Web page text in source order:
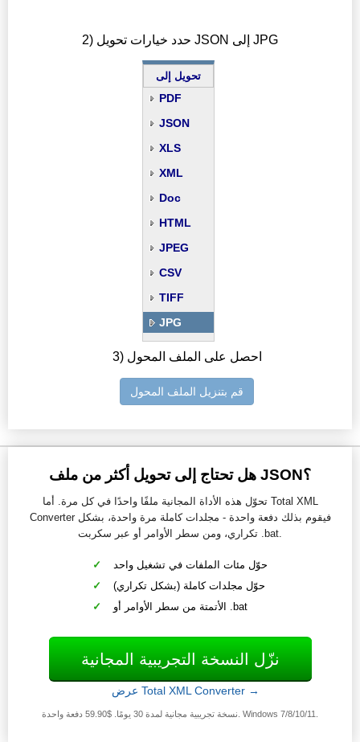
2) حدد خيارات تحويل JSON إلى JPG
تحويل إلى
PDF
JSON
XLS
XML
Doc
HTML
JPEG
CSV
TIFF
JPG
3) احصل على الملف المحول
قم بتنزيل الملف المحول
هل تحتاج إلى تحويل أكثر من ملف JSON؟
تحوّل هذه الأداة المجانية ملفًا واحدًا في كل مرة. أما Total XML
Converter فيقوم بذلك دفعة واحدة - مجلدات كاملة مرة واحدة، بشكل
تكراري، ومن سطر الأوامر أو عبر سكربت .bat.
حوّل مئات الملفات في تشغيل واحد
حوّل مجلدات كاملة (بشكل تكراري)
الأتمتة من سطر الأوامر أو .bat
نزّل النسخة التجريبية المجانية
عرض Total XML Converter →
نسخة تجريبية مجانية لمدة 30 يومًا. $59.90 دفعة واحدة. Windows 7/8/10/11.